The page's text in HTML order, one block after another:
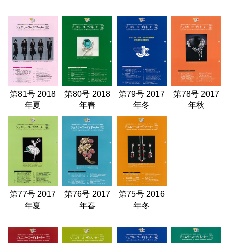
第81号 2018
年夏
第80号 2018
年春
第79号 2017
年冬
第78号 2017
年秋
第77号 2017
年夏
第76号 2017
年春
第75号 2016
年冬